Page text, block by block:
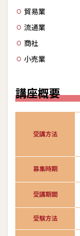
講座
概要
4
概要
合格
者の
貿易業
流通業
商社
小売業
講座概要
受講方法
募集時期
受講期間
受験方法